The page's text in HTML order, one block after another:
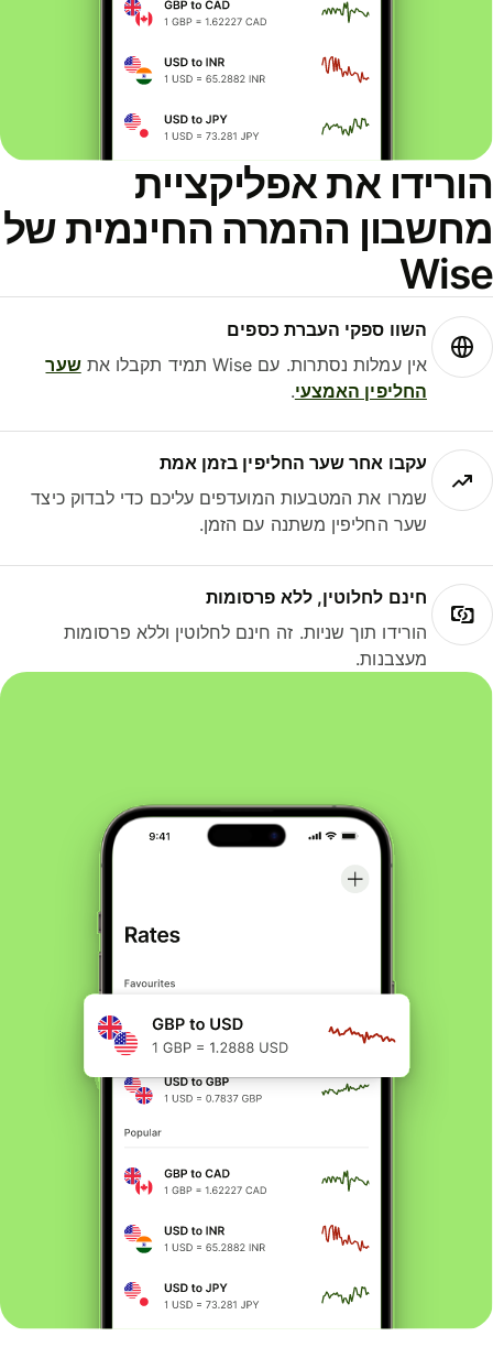
את אפליקציית
ההמרה החינמית של
השוו ספקי העברת כספים
אין עמלות נסתרות. עם Wise תמיד תקבלו את
שער
החליפין האמצעי.
עקבו אחר שער החליפין בזמן אמת
שמרו את המטבעות המועדפים עליכם כדי לבדוק כיצד
שער החליפין משתנה עם הזמן.
חינם לחלוטין, ללא פרסומות
הורידו תוך שניות. זה חינם לחלוטין וללא פרסומות
מעצבנות.